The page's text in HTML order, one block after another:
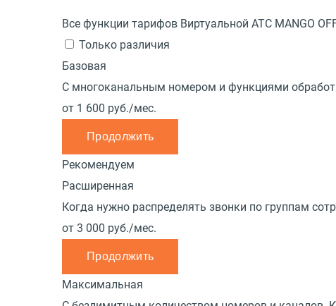
Все функции тарифов Виртуальной АТС MANGO
Только различия
Базовая
С многоканальным номером и функциями
от 1 600 руб./мес.
Продолжить
Рекомендуем
Расширенная
Когда нужно распределять звонки по группам
от 3 000 руб./мес.
Продолжить
Максимальная